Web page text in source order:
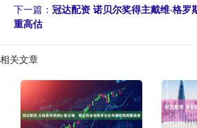
下一篇： 冠达配资 诺贝尔奖得主戴维·格
重高估
相关文章